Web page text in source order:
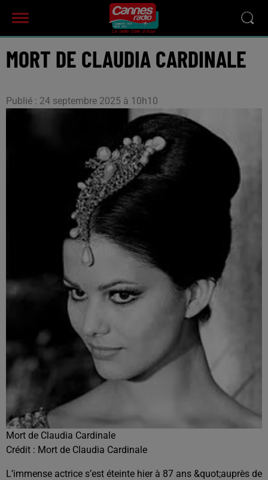
MORT DE CLAUDIA CARDINALE
Publié : 24 septembre 2025 à 10h10
Mort de Claudia Cardinale
Crédit : Mort de Claudia Cardinale
L’immense actrice s’est éteinte hier à 87 ans &quot;auprès de